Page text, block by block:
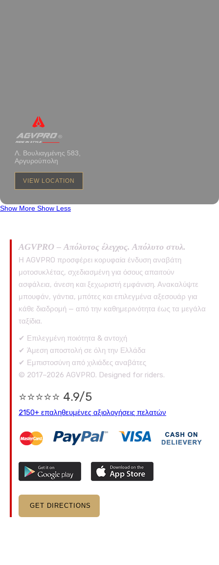
Λ. Βουλιαγμένης 583,
Αργυρούπολη
VIEW LOCATION
Show More Show Less
AGVPRO – Απόλυτος έλεγχος. Απόλυτο στυλ.
Η AGVPRO προσφέρει κορυφαία ένδυση αναβάτη
μοτοσυκλέτας, σχεδιασμένη για όσους απαιτούν
ασφάλεια, άνεση και ξεχωριστή εμφάνιση. Ανακαλύψτε
μπουφάν, γάντια, μπότες και επιλεγμένα αξεσουάρ για
κάθε διαδρομή — από την καθημερινότητα έως τα μεγάλα
ταξίδια.
✔ Επιλεγμένη ποιότητα & αντοχή
✔ Άμεση αποστολή σε όλη την Ελλάδα
✔ Εμπιστοσύνη από χιλιάδες αναβάτες
© 2017–2026 AGVPRO. Designed for riders.
⭐⭐⭐⭐⭐ 4.9/5
2150+ επαληθευμένες αξιολογήσεις πελατών
GET DIRECTIONS